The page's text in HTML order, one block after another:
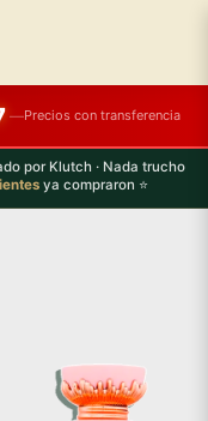
—Precios con transferencia
por Klutch · Nada trucho
ya compraron ⭐